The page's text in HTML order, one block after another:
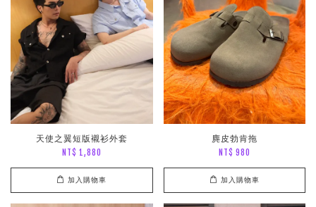
天使之翼短版襯衫外套
NT$ 1,880
加入購物車
麂皮勃肯拖
NT$ 980
加入購物車